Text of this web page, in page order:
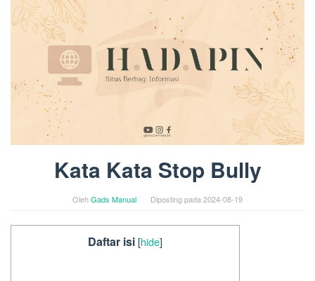
Kata Kata Stop Bully
OlehGads Manual Diposting pada 2024-08-19
Daftar isi [hide]